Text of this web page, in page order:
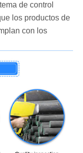
de control
los productos de
con los